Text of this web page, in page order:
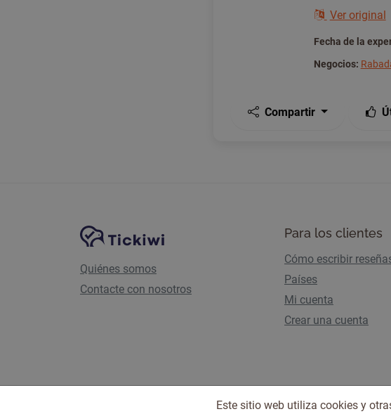
Ver original
Fecha de la
Negocios:
Compartir
Navegación del sitioPlataforma Tickiwi
Quiénes somos
Contacte con nosotros
Para los clientes
Cómo escribir
Países
Mi cuenta
Crear una cuenta
Este sitio web utiliza cookies y